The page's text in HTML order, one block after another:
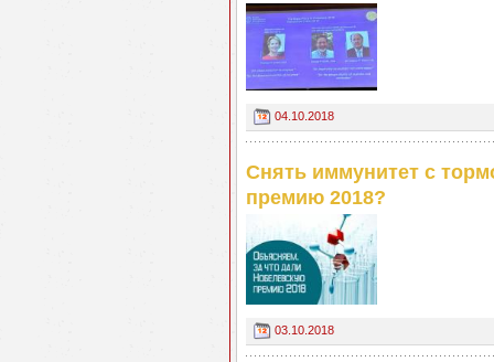
04.10.2018
Снять иммунитет с
премию 2018?
03.10.2018